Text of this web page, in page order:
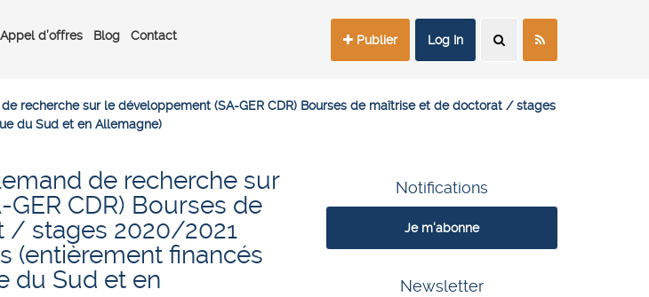
Appel d’offres Blog Contact Publier Log In
recherche sur le développement (SA-GER CDR) Bourses de maîtrise et de doctorat / stages
du Sud et en Allemagne)
de recherche sur
CDR) Bourses de
/ stages 2020/2021
(entièrement financés
du Sud et en
Notifications
Je m'abonne
Newsletter